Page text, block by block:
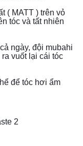
( MATT ) trên vỏ
tóc và tất nhiên
ngày, đội mubahi
vuốt lại cái tóc
để tóc hơi ẩm